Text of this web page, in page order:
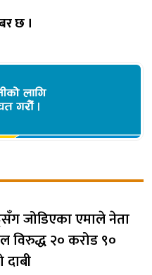
छ ।
जोडिएका एमाले नेता
विरुद्ध २० करोड ९०